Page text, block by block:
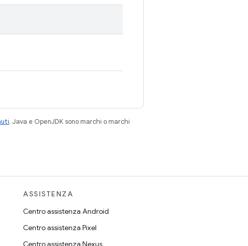
. Java e OpenJDK sono marchi o marchi
ASSISTENZA
Centro assistenza Android
Centro assistenza Pixel
Centro assistenza Nexus